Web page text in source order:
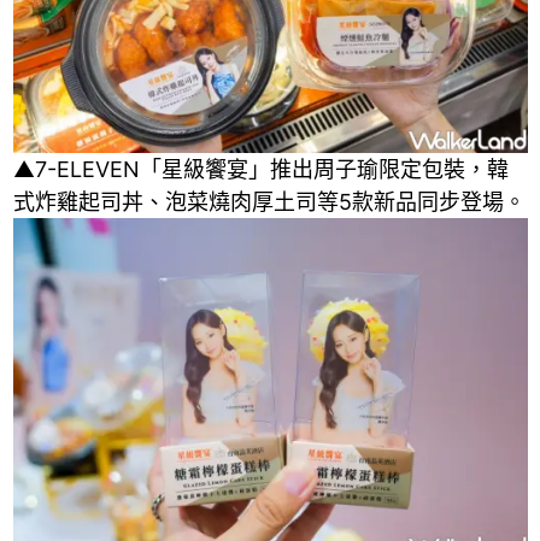
▲7-ELEVEN「星級饗宴」推出周子瑜限定包裝，韓
式炸雞起司丼、泡菜燒肉厚土司等5款新品同步登場。